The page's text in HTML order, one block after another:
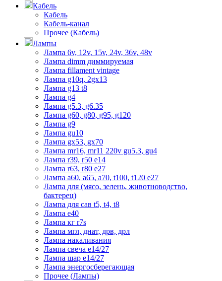
Кабель
Кабель
Кабель-канал
Прочее (Кабель)
Лампы
Лампа 6v, 12v, 15v, 24v, 36v, 48v
Лампа dimm диммируемая
Лампа fillament vintage
Лампа g10q, 2gx13
Лампа g13 t8
Лампа g4
Лампа g5.3, g6.35
Лампа g60, g80, g95, g120
Лампа g9
Лампа gu10
Лампа gx53, gx70
Лампа mr16, mr11 220v gu5.3, gu4
Лампа r39, r50 е14
Лампа r63, r80 е27
Лампа а60, а65, а70, t100, t120 е27
Лампа для (мясо, зелень, животноводство,
бактерец)
Лампа для сав t5, t4, t8
Лампа е40
Лампа кг r7s
Лампа мгл, днат, дрв, дрл
Лампа накаливания
Лампа свеча е14/27
Лампа шар е14/27
Лампа энергосберегающая
Прочее (Лампы)